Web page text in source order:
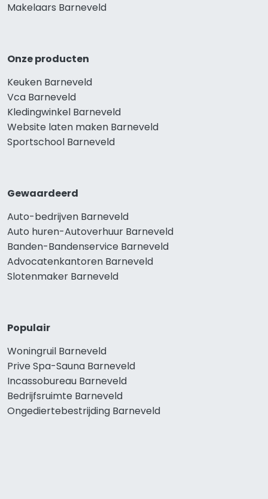
Makelaars Barneveld
Onze producten
Keuken Barneveld
Vca Barneveld
Kledingwinkel Barneveld
Website laten maken Barneveld
Sportschool Barneveld
Gewaardeerd
Auto-bedrijven Barneveld
Auto huren-Autoverhuur Barneveld
Banden-Bandenservice Barneveld
Advocatenkantoren Barneveld
Slotenmaker Barneveld
Populair
Woningruil Barneveld
Prive Spa-Sauna Barneveld
Incassobureau Barneveld
Bedrijfsruimte Barneveld
Ongediertebestrijding Barneveld